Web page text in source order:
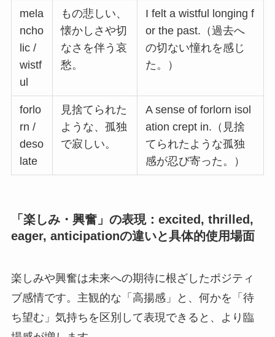
mela
ncho
lic /
wistf
ul
もの悲しい、
懐かしさや切
なさを伴う哀
愁。
I felt a wistful longing f
or the past.（過去へ
の切ない憧れを感じ
た。）
forlo
rn /
deso
late
見捨てられた
ような、孤独
で寂しい。
A sense of forlorn isol
ation crept in.（見捨
てられたような孤独
感が忍び寄った。）
「楽しみ・興奮」の表現：excited, thrilled,
eager, anticipationの違いと具体的使用場面
楽しみや興奮は未来への期待に根ざしたポジティ
ブ感情です。主観的な「高揚感」と、何かを「待
ち望む」気持ちを区別して表現できると、より臨